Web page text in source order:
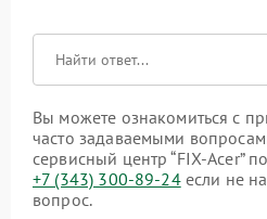
Вы можете ознакомиться с
часто задаваемыми
сервисный центр “FIX-Acer”
+7 (343) 300-89-24если не
вопрос.